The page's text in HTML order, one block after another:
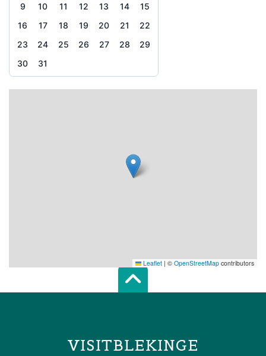
9
10 11 12 13 14
15
16
17 18 19 20 21
22
23
24 25 26 27 28
29
30
31
Leaflet | © OpenStreetMap contributors
Scroll top of
VISITBLEKINGE